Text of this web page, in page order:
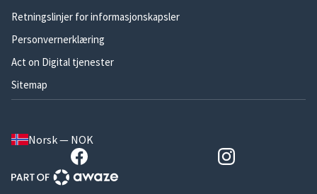
Retningslinjer for informasjonskapsler
Personvernerklæring
Act on Digital tjenester
Sitemap
Norsk — NOK